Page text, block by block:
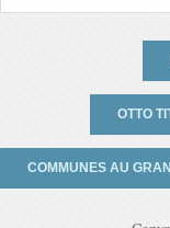
OTTO
COMMUNES AU